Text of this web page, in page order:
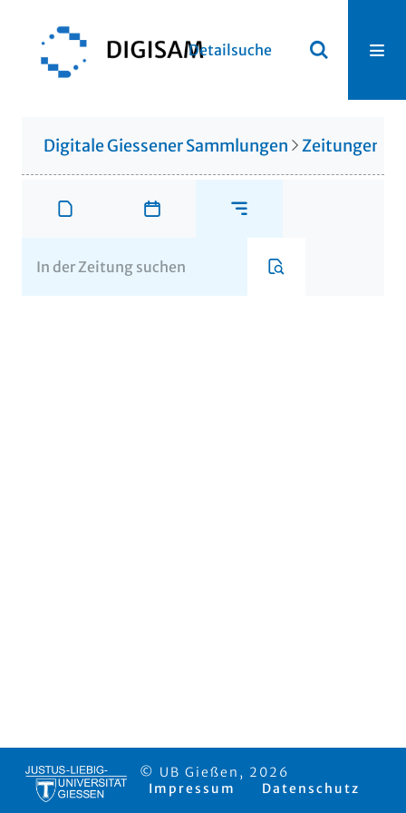
Detailsuche
Digitale Giessener Sammlungen Zeitungen
© UB Gießen, 2026
Impressum
Datenschutz